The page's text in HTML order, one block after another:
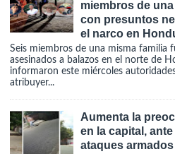
miembros de
con presuntos
el narco en
Seis miembros de una misma familia
asesinados a balazos en el norte de
informaron este miércoles
atribuyer...
Aumenta la
en la capital,
ataques armados